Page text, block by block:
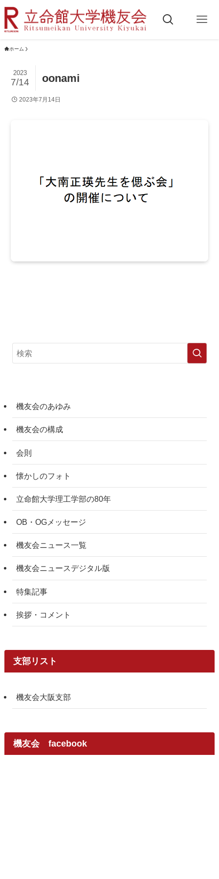
ホーム
oonami
2023
7/14
2023年7月14日
機友会のあゆみ
機友会の構成
会則
懐かしのフォト
立命館大学理工学部の80年
OB・OGメッセージ
機友会ニュース一覧
機友会ニュースデジタル版
特集記事
挨拶・コメント
支部リスト
機友会大阪支部
機友会 facebook